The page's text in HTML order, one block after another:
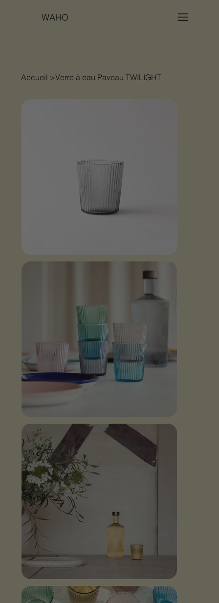
WAHO
Accueil >Verre à eau Paveau TWILIGHT